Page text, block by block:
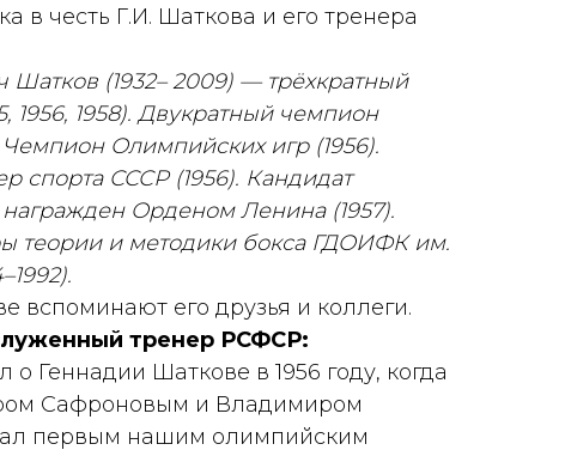
в честь Г.И. Шаткова и его тренера
Шатков (1932– 2009) — трёхкратный
1956, 1958). Двукратный чемпион
Чемпион Олимпийских игр (1956).
спорта СССР (1956). Кандидат
Орденом Ленина (1957).
теории и методики бокса ГДОИФК им.
вспоминают его друзья и коллеги.
тренер РСФСР:
Геннадии Шаткове в 1956 году, когда
Сафроновым и Владимиром
первым нашим олимпийским